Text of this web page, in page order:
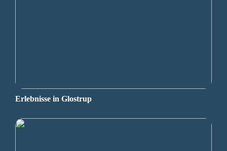
Erlebnisse in Glostrup